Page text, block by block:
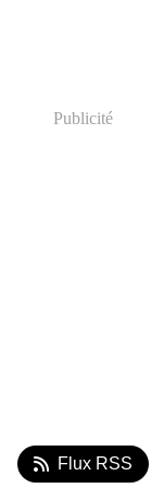
Publicité
Flux RSS